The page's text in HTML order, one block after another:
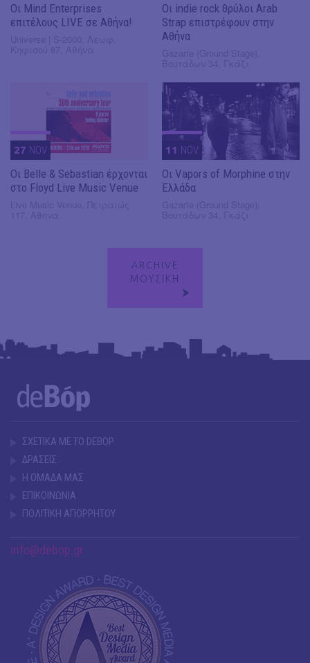
Οι Mind Enterprises
επιτέλους LIVE σε Αθήνα!
Οι indie rock θρύλοι Arab
Strap επιστρέφουν στην
Αθήνα
27 NOV
Οι Belle & Sebastian έρχονται
στο Floyd Live Music Venue
11 NOV
Οι Vapors of Morphine στην
Ελλάδα
ARCHIVE
ΜΟΥΣΙΚΗ
ΣΧΕΤΙΚΑ ΜΕ ΤΟ DEBOP
ΔΡΑΣΕΙΣ
Η ΟΜΑΔΑ ΜΑΣ
ΕΠΙΚΟΙΝΩΝΙΑ
ΠΟΛΙΤΙΚΗ ΑΠΟΡΡΗΤΟΥ
info@debop.gr